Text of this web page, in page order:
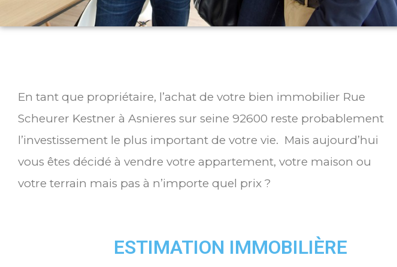
En tant que propriétaire, l’achat de votre bien immobilier Rue
Scheurer Kestner à Asnieres sur seine 92600 reste probablement
l’investissement le plus important de votre vie. Mais aujourd’hui
vous êtes décidé à vendre votre appartement, votre maison ou
votre terrain mais pas à n’importe quel prix ?
ESTIMATION IMMOBILIÈRE